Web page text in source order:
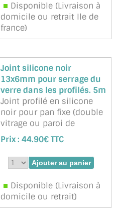
Disponible (Livraison à
domicile ou retrait Ile de
france)
Joint silicone noir
13x6mm pour serrage du
verre dans les profilés. 5m
Joint profilé en silicone
noir pour pan fixe (double
vitrage ou paroi de
douche, paroi de verre).
Unité de vente : 5 m
Marque : BOHLE -
Référence :BOHLE-
Prix : 44.90€ TTC
Disponible (Livraison à
domicile ou retrait)